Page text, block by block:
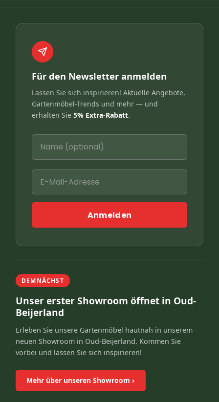
Für den Newsletter anmelden
Lassen Sie sich inspirieren! Aktuelle Angebote,
Gartenmöbel-Trends und mehr — und
erhalten Sie 5% Extra-Rabatt.
Anmelden
DEMNÄCHST
Unser erster Showroom öffnet in Oud-
Beijerland
Erleben Sie unsere Gartenmöbel hautnah in unserem
neuen Showroom in Oud-Beijerland. Kommen Sie
vorbei und lassen Sie sich inspirieren!
Mehr über unseren Showroom ›